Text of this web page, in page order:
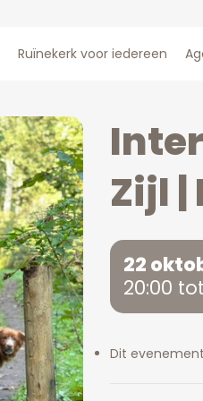
Ruïnekerk voor iedereen
Zijl |
22
20:00
Dit